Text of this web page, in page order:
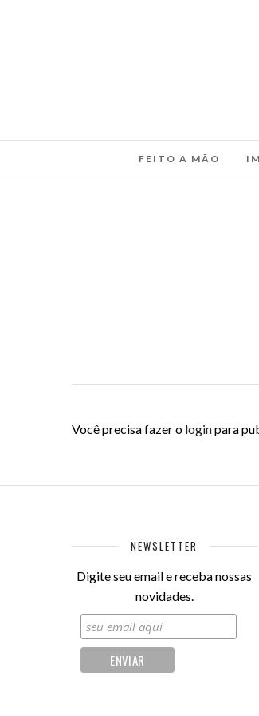
FEITO A MÃO
Você precisa fazer o loginpara
NEWSLETTER
Digite seu email e receba nossas
novidades.